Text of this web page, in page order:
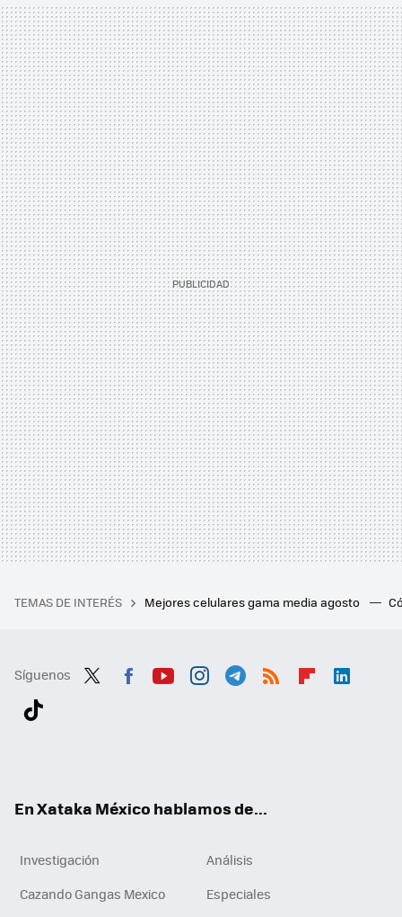
TEMAS DE INTERÉS Mejores celulares gama media agosto
Síguenos
En Xataka México hablamos de...
Investigación
Análisis
Cazando Gangas Mexico
Especiales